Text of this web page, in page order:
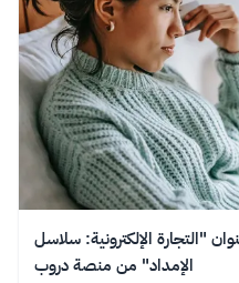
"التجارة الإلكترونية: سلاسل
الإمداد" من منصة دروب